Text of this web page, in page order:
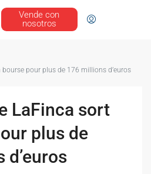
Vende con
nosotros
bourse pour plus de 176 millions d’euros
LaFinca sort
plus de